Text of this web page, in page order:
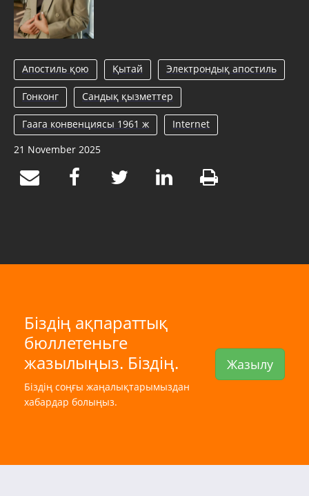
Апостиль қою Қытай Электрондық апостиль
Гонконг Сандық қызметтер
Гаага конвенциясы 1961 ж
Internet
21 November 2025
Біздің ақпараттық
бюллетеньге
жазылыңыз. Біздің.
Біздің соңғы жаңалықтарымыздан
хабардар болыңыз.
Жазылу